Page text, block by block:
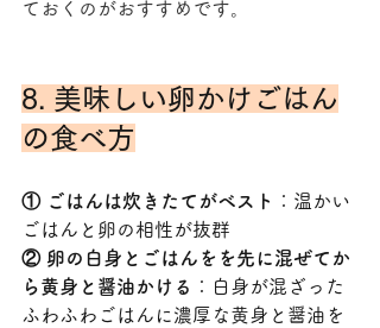
ておくのがおすすめです。
8. 美味しい卵かけごはん
の食べ方
① ごはんは炊きたてがベスト
：温かい
ごはんと卵の相性が抜群
② 卵の白身とごはんをを先に混ぜてか
ら黄身と醤油かける
：白身が混ざった
ふわふわごはんに濃厚な黄身と醤油を